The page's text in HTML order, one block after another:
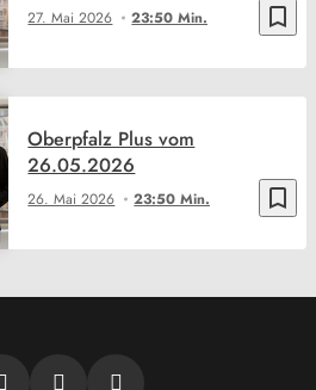
bookmark_border
27. Mai 2026 23:50 Min.
bookmark_border
26. Mai 2026 23:50 Min.
Oberpfalz Plus vom
26.05.2026